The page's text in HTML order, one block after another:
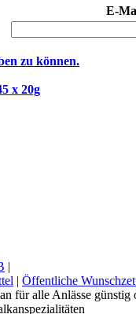
E-
zu können.
x 20g
|
| Öffentliche
für alle Anlässe günstig